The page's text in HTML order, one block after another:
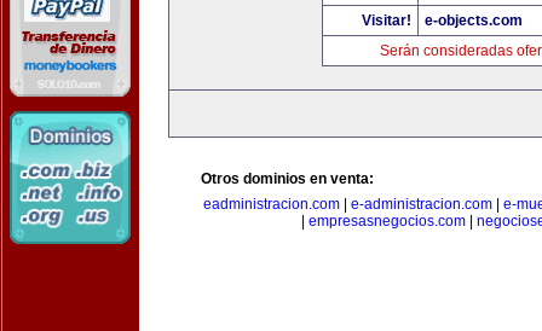
Visitar!
e-objects.com
Serán consideradas
Otros dominios en venta:
eadministracion.com| e-administracion.com| e-
empresasnegocios.com|